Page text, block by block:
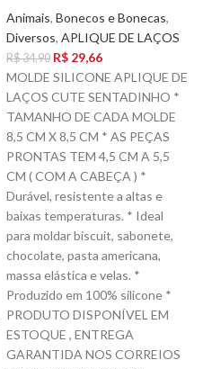
Animais, Bonecos e Bonecas,
Diversos, APLIQUE DE LAÇOS
R$34,90 R$ 29,66
MOLDE SILICONE APLIQUE DE
LAÇOS CUTE SENTADINHO *
TAMANHO DE CADA MOLDE
8,5 CM X 8,5 CM * AS PEÇAS
PRONTAS TEM 4,5 CM A 5,5
CM ( COM A CABEÇA ) *
Durável, resistente a altas e
baixas temperaturas. * Ideal
para moldar biscuit, sabonete,
chocolate, pasta americana,
massa elástica e velas. *
Produzido em 100% silicone *
PRODUTO DISPONÍVEL EM
ESTOQUE , ENTREGA
GARANTIDA NOS CORREIOS